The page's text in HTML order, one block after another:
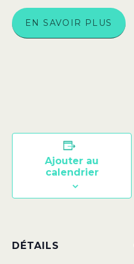
EN SAVOIR PLUS
Ajouter au
calendrier
DÉTAILS